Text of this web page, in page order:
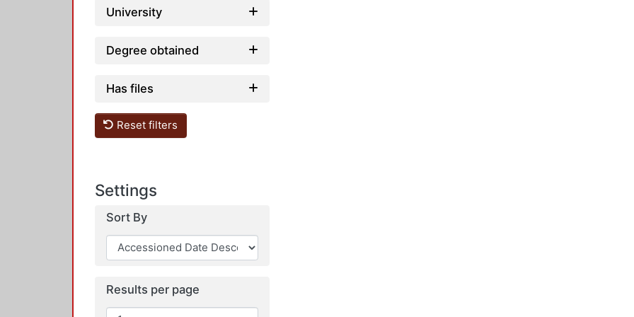
University
Degree obtained
Has files
Reset filters
Settings
Sort By
Results per page